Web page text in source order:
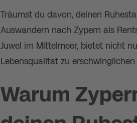
Träumst du davon, deinen
Auswandern nach Zypern als
Juwel im Mittelmeer, bietet nicht
Lebensqualität zu erschwinglichen
Warum